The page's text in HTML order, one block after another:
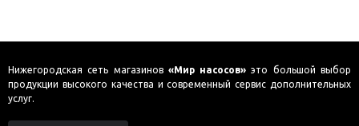
Нижегородская сеть магазинов «Мир насосов» это большой выбор
продукции высокого качества и современный сервис дополнительных
услуг.